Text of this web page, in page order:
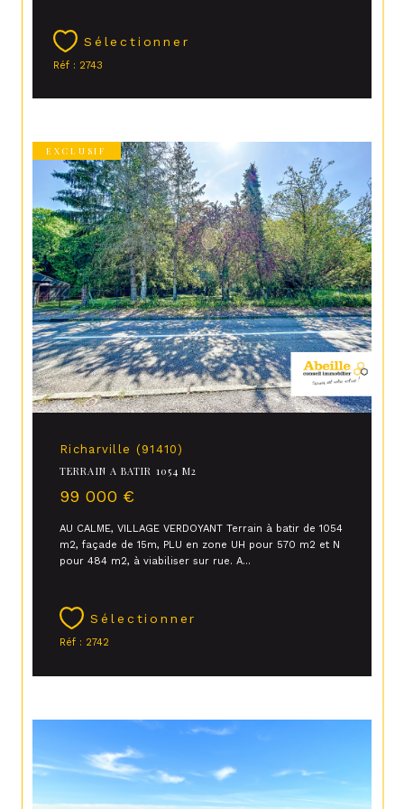
Sélectionner
Réf : 2743
Richarville (91410)
TERRAIN A BATIR 1054 M2
99 000 €
AU CALME, VILLAGE VERDOYANT Terrain à batir de 1054
m2, façade de 15m, PLU en zone UH pour 570 m2 et N
pour 484 m2, à viabiliser sur rue. A...
Sélectionner
Réf : 2742
EXCLUSIF